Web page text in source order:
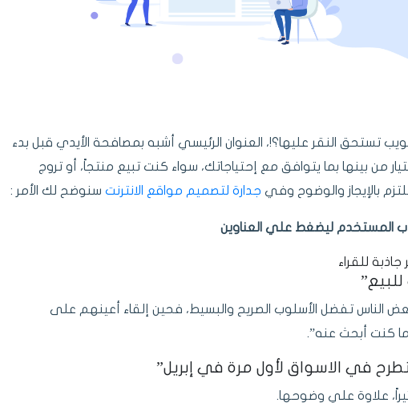
تستحق النقر عليها؟!، العنوان الرئيسي أشبه بمصافحة الأيدي قبل بدء
من بينها بما يتوافق مع إحتياجاتك، سواء كنت تبيع منتجاً، أو تروج
بالإيجاز والوضوح وفي جدارة لتصميم مواقع الانترنت سنوضح لك الأمر :
المستخدم ليضغط علي العناوين
للقراء
الناس تفضل الأسلوب الصريح والبسيط، فحين إلقاء أعينهم على
ما كنت أبحث عنه”.
علاوة علي وضوحها.